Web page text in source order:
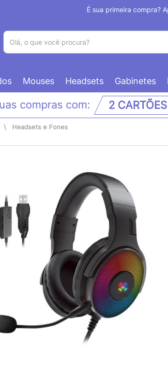
É sua primeira compra?
Mouses Headsets Gabinetes
compras com: 2
\ Headsets e Fones